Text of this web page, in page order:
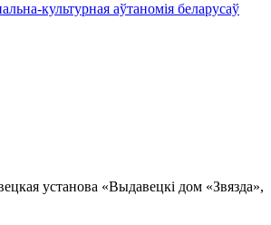
культурная аўтаномія беларусаў
установа «Выдавецкі дом «Звязда»,